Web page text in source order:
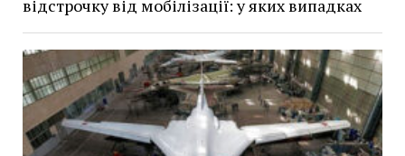
відстрочку від мобілізації: у яких випадках